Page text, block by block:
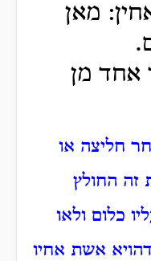
מאן
אחד מן
חליצה או
זה החולץ
כלום ולאו
אשת אחיו